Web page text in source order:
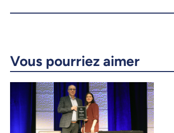
Vous pourriez aimer